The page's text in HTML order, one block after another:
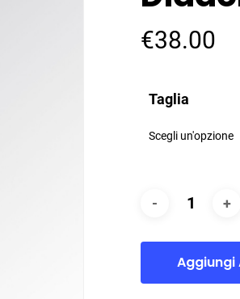
€38.00
Taglia
Aggiungi